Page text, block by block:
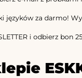
języków za darmo!
i odbierz bon